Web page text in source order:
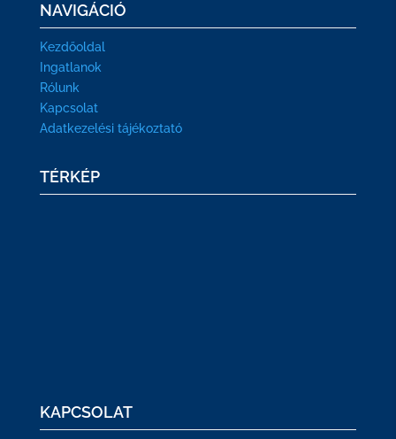
NAVIGÁCIÓ
Kezdőoldal
Ingatlanok
Rólunk
Kapcsolat
Adatkezelési tájékoztató
TÉRKÉP
KAPCSOLAT